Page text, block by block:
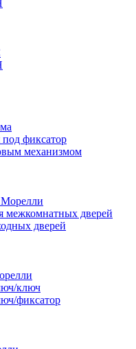
под фиксатор
механизмом
межкомнатных дверей
дверей
ключ
фиксатор